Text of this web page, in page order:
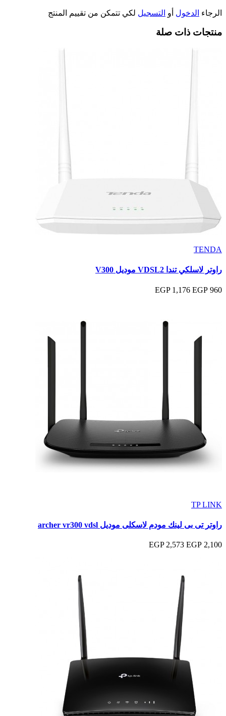
الرجاء الدخول أو التسجيل لكي تتمكن من تقييم المنتج
منتجات ذات صلة
TENDA
راوتر لاسلكي تندا VDSL2 موديل V300
960 EGP
1,176 EGP
TP LINK
راوتر تى بى لينك مودم لاسكلى موديل archer vr300 vdsl
2,100 EGP
2,573 EGP